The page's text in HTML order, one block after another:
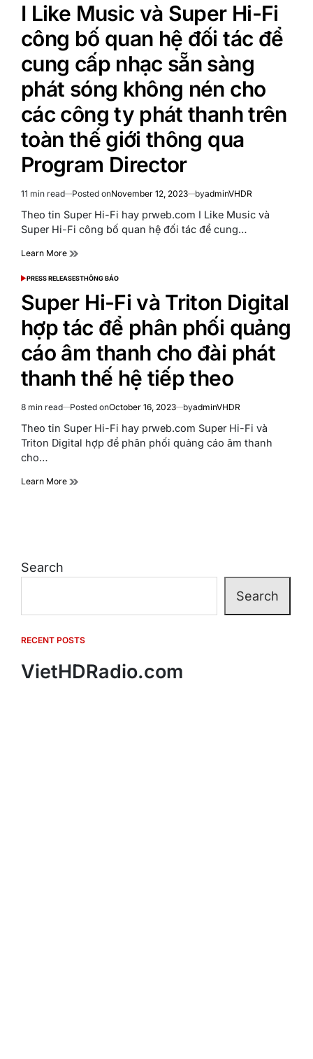
I Like Music và Super Hi-Fi
công bố quan hệ đối tác để
cung cấp nhạc sẵn sàng
phát sóng không nén cho
các công ty phát thanh trên
toàn thế giới thông qua
Program Director
Estimated
read
time
11 min read Posted onNovember 12, 2023 byadminVHDR
Theo tin Super Hi-Fi hay prweb.com I Like Music và
Super Hi-Fi công bố quan hệ đối tác để cung…
Learn More
POSTED
PRESS RELEASESTHÔNG BÁO
Super Hi-Fi và Triton Digital
hợp tác để phân phối quảng
cáo âm thanh cho đài phát
thanh thế hệ tiếp theo
Estimated
read
time
8 min read Posted onOctober 16, 2023 byadminVHDR
Theo tin Super Hi-Fi hay prweb.com Super Hi-Fi và
Triton Digital hợp để phân phối quảng cáo âm thanh
cho…
Learn More
Search
Search
RECENT POSTS
VietHDRadio.com